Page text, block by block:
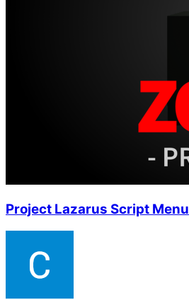
Project Lazarus Script Menu